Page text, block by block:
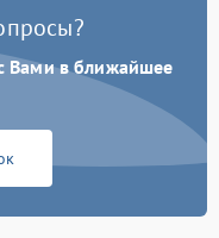
Вами в ближайшее